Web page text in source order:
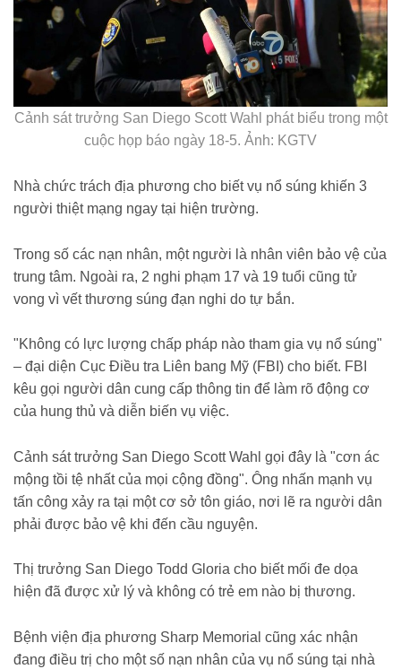
Cảnh sát trưởng San Diego Scott Wahl phát biểu trong một
cuộc họp báo ngày 18-5. Ảnh: KGTV
Nhà chức trách địa phương cho biết vụ nổ súng khiến 3
người thiệt mạng ngay tại hiện trường.
Trong số các nạn nhân, một người là nhân viên bảo vệ của
trung tâm. Ngoài ra, 2 nghi phạm 17 và 19 tuổi cũng tử
vong vì vết thương súng đạn nghi do tự bắn.
"Không có lực lượng chấp pháp nào tham gia vụ nổ súng"
– đại diện Cục Điều tra Liên bang Mỹ (FBI) cho biết. FBI
kêu gọi người dân cung cấp thông tin để làm rõ động cơ
của hung thủ và diễn biến vụ việc.
Cảnh sát trưởng San Diego Scott Wahl gọi đây là "cơn ác
mộng tồi tệ nhất của mọi cộng đồng". Ông nhấn mạnh vụ
tấn công xảy ra tại một cơ sở tôn giáo, nơi lẽ ra người dân
phải được bảo vệ khi đến cầu nguyện.
Thị trưởng San Diego Todd Gloria cho biết mối đe dọa
hiện đã được xử lý và không có trẻ em nào bị thương.
Bệnh viện địa phương Sharp Memorial cũng xác nhận
đang điều trị cho một số nạn nhân của vụ nổ súng tại nhà